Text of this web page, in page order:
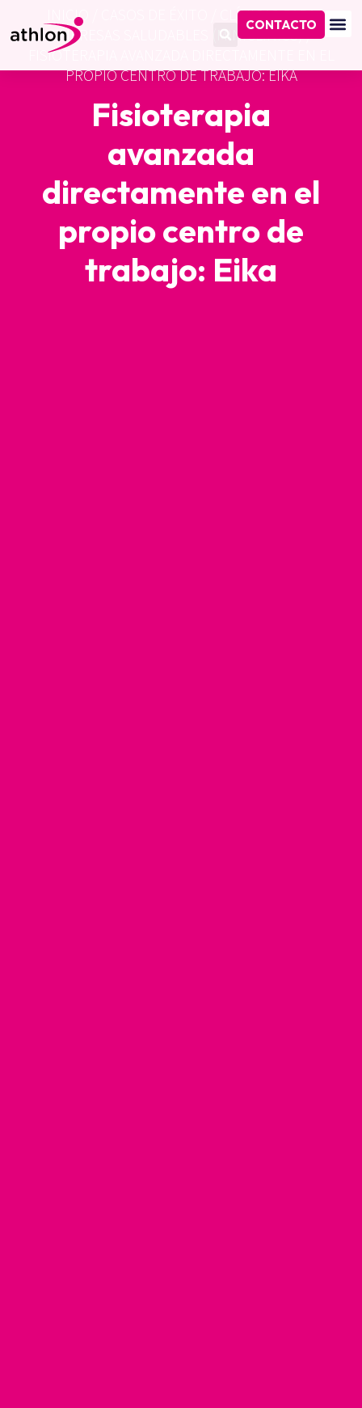
CONTACTO
INICIO
CLÍNICAS PARA
EMPRESAS SALUDABLES (MINICLINICS)/
FISIOTERAPIA AVANZADA DIRECTAMENTE EN EL
PROPIO CENTRO DE TRABAJO: EIKA
Fisioterapia
avanzada
directamente en el
propio centro de
trabajo: Eika